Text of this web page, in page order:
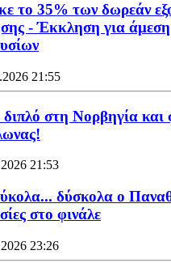
το 35% των δωρεάν
- Έκκληση για
21:55
στη Νορβηγία και
21:53
δύσκολα ο
στο φινάλε
23:26